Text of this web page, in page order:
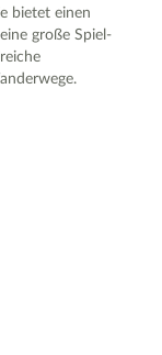
bietet einen
große Spiel-